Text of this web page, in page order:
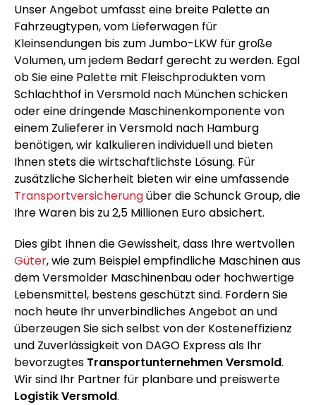
Unser Angebot umfasst eine breite Palette an
Fahrzeugtypen, vom Lieferwagen für
Kleinsendungen bis zum Jumbo-LKW für große
Volumen, um jedem Bedarf gerecht zu werden. Egal
ob Sie eine Palette mit Fleischprodukten vom
Schlachthof in Versmold nach München schicken
oder eine dringende Maschinenkomponente von
einem Zulieferer in Versmold nach Hamburg
benötigen, wir kalkulieren individuell und bieten
Ihnen stets die wirtschaftlichste Lösung. Für
zusätzliche Sicherheit bieten wir eine umfassende
Transportversicherungüber die Schunck Group, die
Ihre Waren bis zu 2,5 Millionen Euro absichert.
Dies gibt Ihnen die Gewissheit, dass Ihre wertvollen
Güter, wie zum Beispiel empfindliche Maschinen aus
dem Versmolder Maschinenbau oder hochwertige
Lebensmittel, bestens geschützt sind. Fordern Sie
noch heute Ihr unverbindliches Angebot an und
überzeugen Sie sich selbst von der Kosteneffizienz
und Zuverlässigkeit von DAGO Express als Ihr
bevorzugtes Transportunternehmen Versmold.
Wir sind Ihr Partner für planbare und preiswerte
Logistik Versmold.